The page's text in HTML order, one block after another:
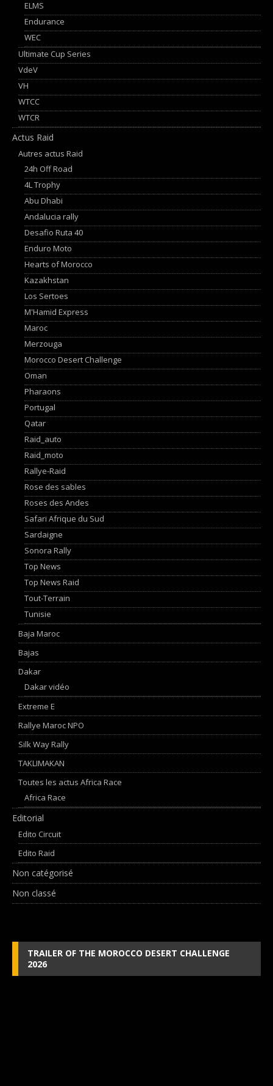
ELMS
Endurance
WEC
Ultimate Cup Series
VdeV
VH
WTCC
WTCR
Actus Raid
Autres actus Raid
24h Off Road
4L Trophy
Abu Dhabi
Andalucia rally
Desafio Ruta 40
Enduro Moto
Hearts of Morocco
Kazakhstan
Los Sertoes
M'Hamid Express
Maroc
Merzouga
Morocco Desert Challenge
Oman
Pharaons
Portugal
Qatar
Raid_auto
Raid_moto
Rallye-Raid
Rose des sables
Roses des Andes
Safari Afrique du Sud
Sardaigne
Sonora Rally
Top News
Top News Raid
Tout-Terrain
Tunisie
Baja Maroc
Bajas
Dakar
Dakar vidéo
Extreme E
Rallye Maroc NPO
Silk Way Rally
TAKLIMAKAN
Toutes les actus Africa Race
Africa Race
Editorial
Edito Circuit
Edito Raid
Non catégorisé
Non classé
TRAILER OF THE MOROCCO DESERT CHALLENGE
2026